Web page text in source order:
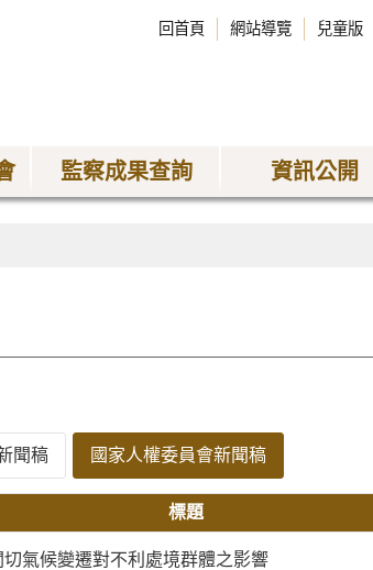
回首頁 網站導覽 兒童版
監察成果查詢 資訊公開
聞稿 國家人權委員會新聞稿
標題
氣候變遷對不利處境群體之影響